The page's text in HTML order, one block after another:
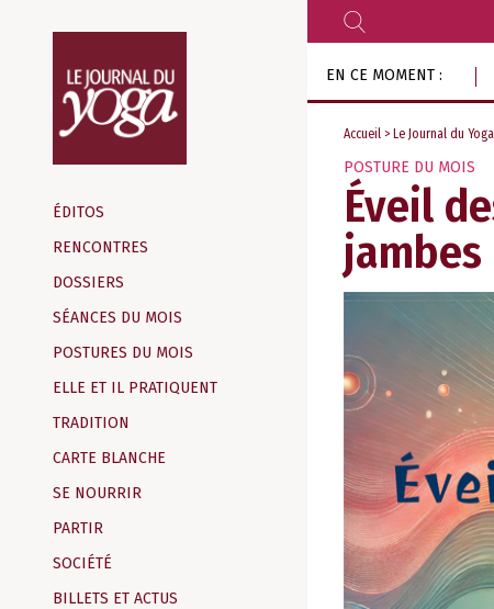
d‘information
indépendant
ÉDITOS
RENCONTRES
DOSSIERS
SÉANCES DU MOIS
POSTURES DU MOIS
ELLE ET IL PRATIQUENT
TRADITION
CARTE BLANCHE
SE NOURRIR
PARTIR
SOCIÉTÉ
BILLETS ET ACTUS
RECHERCHER
EN CE MOMENT :
Accueil > Le Journal du
POSTURE DU MOIS
Éveil
jambes